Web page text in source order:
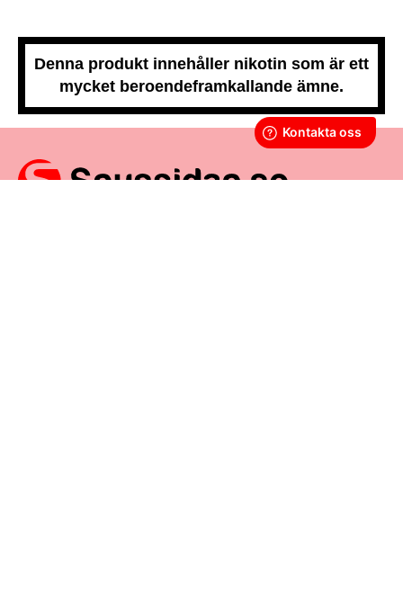
Denna produkt innehåller nikotin som är ett
mycket beroendeframkallande ämne.